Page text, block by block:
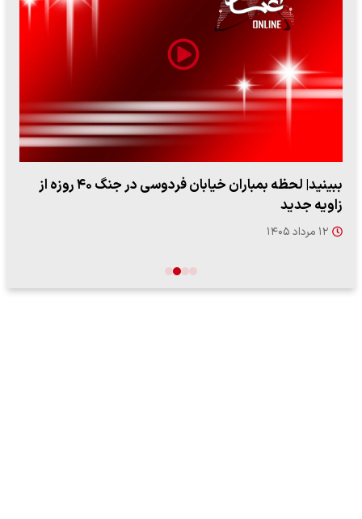
ببینید| لحظه بمباران خیابان فردوسی در جنگ ۴۰ روزه از
زاویه جدید
۱۲ مرداد ۱۴۰۵